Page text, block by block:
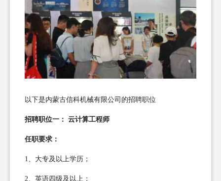
以下是内蒙古信科机械有限公司的招聘职位
招聘职位一： 云计算工程师
任职要求：
1、大专及以上学历；
2、英语四级及以上；